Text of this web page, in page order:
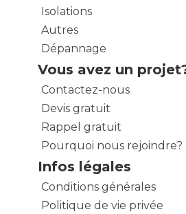
Isolations
Autres
Dépannage
Vous avez un
Contactez-nous
Devis gratuit
Rappel gratuit
Pourquoi nous rejoindre?
Infos légales
Conditions générales
Politique de vie privée